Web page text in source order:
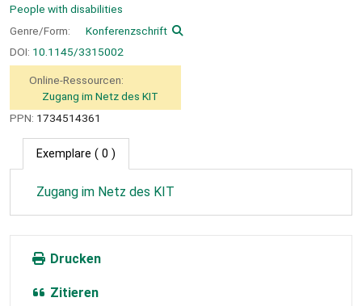
People with disabilities
Genre/Form:
Konferenzschrift
DOI: 10.1145/3315002
Online-Ressourcen:
Zugang im Netz des KIT
PPN: 1734514361
Exemplare ( 0 )
Zugang im Netz des KIT
Drucken
Zitieren